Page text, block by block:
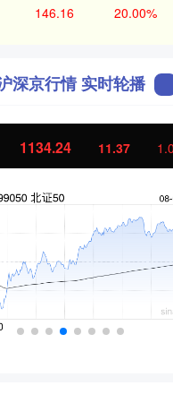
146.16 20.00%
深京行情 实时轮播
1134.24 11.37